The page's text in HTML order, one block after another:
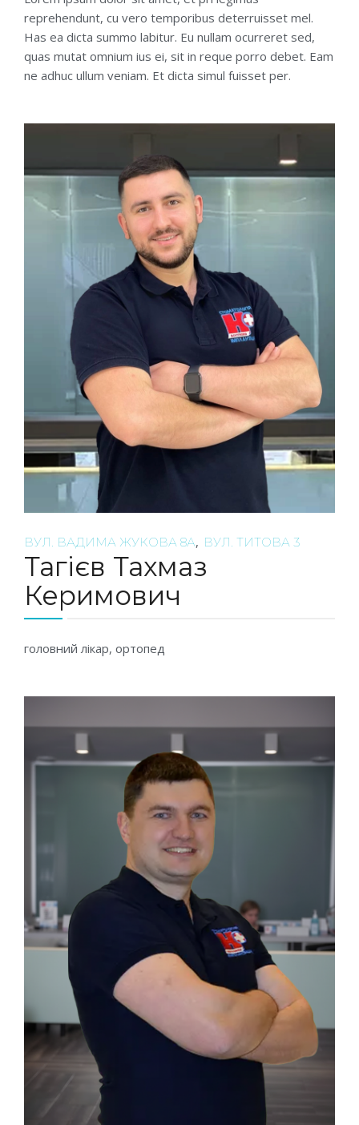
reprehendunt, cu vero temporibus deterruisset mel.
Has ea dicta summo labitur. Eu nullam ocurreret sed,
quas mutat omnium ius ei, sit in reque porro debet. Eam
ne adhuc ullum veniam. Et dicta simul fuisset per.
ВУЛ. ВАДИМА ЖУКОВА 8А, ВУЛ. ТИТОВА 3
Тагієв Тахмаз
Керимович
головний лікар, ортопед